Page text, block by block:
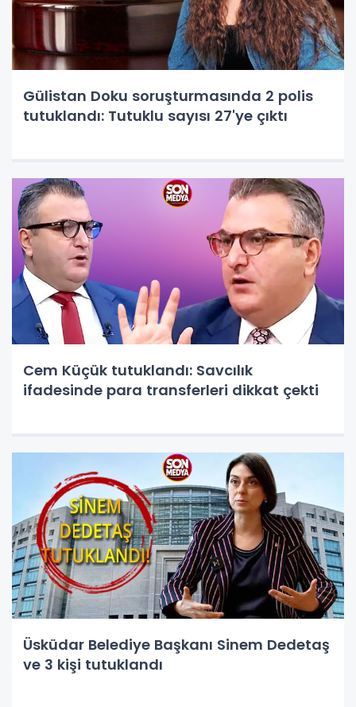
Gülistan Doku soruşturmasında 2 polis
tutuklandı: Tutuklu sayısı 27'ye çıktı
Cem Küçük tutuklandı: Savcılık
ifadesinde para transferleri dikkat çekti
Üsküdar Belediye Başkanı Sinem Dedetaş
ve 3 kişi tutuklandı